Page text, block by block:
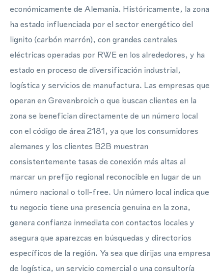
económicamente de Alemania. Históricamente, la zona
ha estado influenciada por el sector energético del
lignito (carbón marrón), con grandes centrales
eléctricas operadas por RWE en los alrededores, y ha
estado en proceso de diversificación industrial,
logística y servicios de manufactura. Las empresas que
operan en Grevenbroich o que buscan clientes en la
zona se benefician directamente de un número local
con el código de área 2181, ya que los consumidores
alemanes y los clientes B2B muestran
consistentemente tasas de conexión más altas al
marcar un prefijo regional reconocible en lugar de un
número nacional o toll-free. Un número local indica que
tu negocio tiene una presencia genuina en la zona,
genera confianza inmediata con contactos locales y
asegura que aparezcas en búsquedas y directorios
específicos de la región. Ya sea que dirijas una empresa
de logística, un servicio comercial o una consultoría